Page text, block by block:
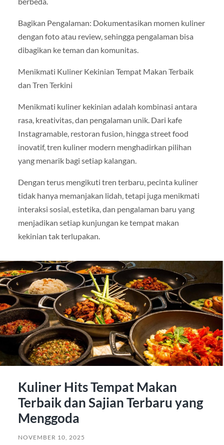
Bagikan Pengalaman: Dokumentasikan momen kuliner
dengan foto atau review, sehingga pengalaman bisa
dibagikan ke teman dan komunitas.
Menikmati Kuliner Kekinian Tempat Makan Terbaik
dan Tren Terkini
Menikmati kuliner kekinian adalah kombinasi antara
rasa, kreativitas, dan pengalaman unik. Dari kafe
Instagramable, restoran fusion, hingga street food
inovatif, tren kuliner modern menghadirkan pilihan
yang menarik bagi setiap kalangan.
Dengan terus mengikuti tren terbaru, pecinta kuliner
tidak hanya memanjakan lidah, tetapi juga menikmati
interaksi sosial, estetika, dan pengalaman baru yang
menjadikan setiap kunjungan ke tempat makan
kekinian tak terlupakan.
Kuliner Hits Tempat Makan
Terbaik dan Sajian Terbaru yang
Menggoda
NOVEMBER 10, 2025